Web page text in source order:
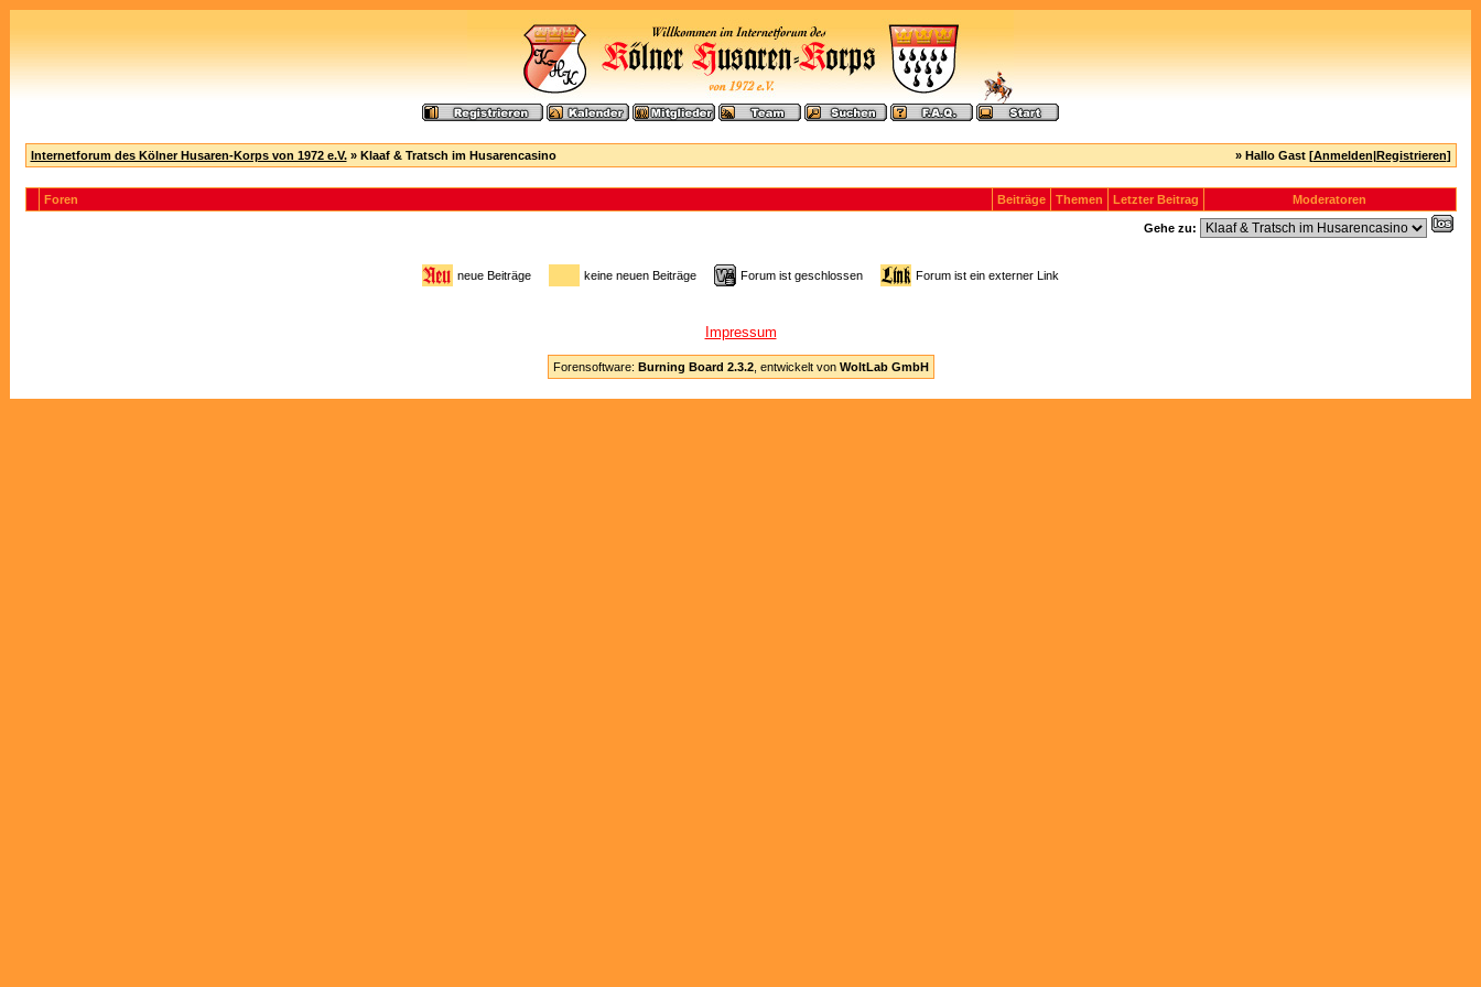
Internetforum des Kölner Husaren-Korps von 1972 e.V.» Klaaf & Tratsch im Husarencasino » Hallo Gast [Anmelden|Registrieren]
Foren Beiträge Themen Letzter Beitrag Moderatoren
Gehe zu:
neue Beiträge keine neuen Beiträge Forum ist geschlossen Forum ist ein externer Link
Impressum
Forensoftware: Burning Board 2.3.2, entwickelt von WoltLab GmbH